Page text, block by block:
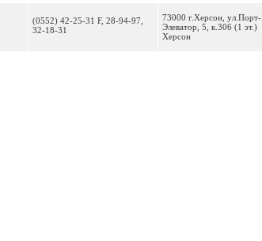
(0552) 42-25-31 F, 28-94-97,
32-18-31
73000 г.Херсон, ул.Порт-
Элеватор, 5, к.306 (1 эт.)
Херсон